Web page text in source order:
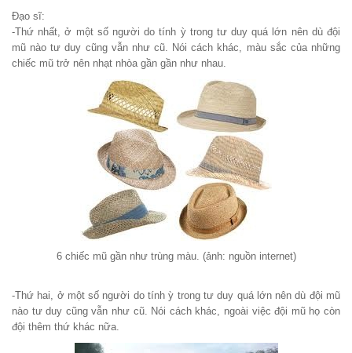
Đạo sĩ:
-Thứ nhất, ở một số người do tính ỳ trong tư duy quá lớn nên dù đội
mũ nào tư duy cũng vẫn như cũ. Nói cách khác, màu sắc của những
chiếc mũ trở nên nhạt nhòa gần gần như nhau.
6 chiếc mũ gần như trùng màu. (ảnh: nguồn internet)
-Thứ hai, ở một số người do tính ỳ trong tư duy quá lớn nên dù đội mũ
nào tư duy cũng vẫn như cũ. Nói cách khác, ngoài việc đội mũ họ còn
đội thêm thứ khác nữa.